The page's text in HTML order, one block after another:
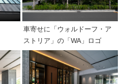
車寄せに「ウォルドーフ・ア
ストリア」の「WA」ロゴ